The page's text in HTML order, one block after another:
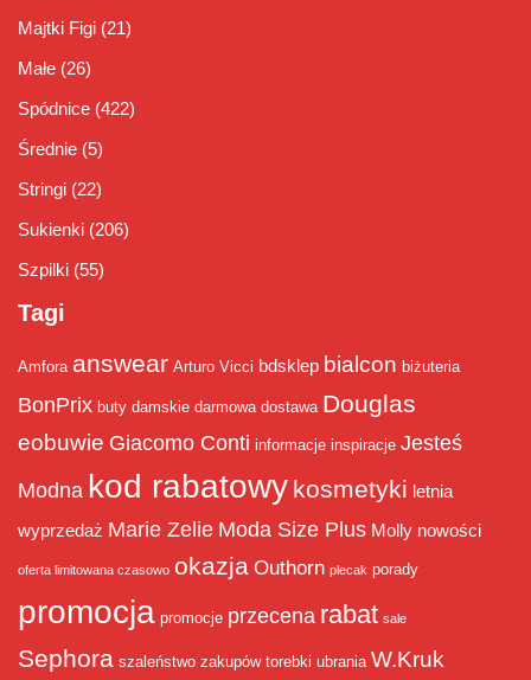
Majtki Figi (21)
Małe (26)
Spódnice (422)
Średnie (5)
Stringi (22)
Sukienki (206)
Szpilki (55)
Tagi
Amfora answear Arturo Vicci bdsklep bialcon biżuteria
BonPrix buty damskie darmowa dostawa Douglas
eobuwie Giacomo Conti informacje inspiracje Jesteś
Modna kod rabatowy kosmetyki letnia
wyprzedaż Marie Zelie Moda Size Plus Molly nowości
oferta limitowana czasowo okazja Outhorn plecak porady
promocja promocje przecena rabat sale
Sephora szaleństwo zakupów torebki ubrania W.Kruk